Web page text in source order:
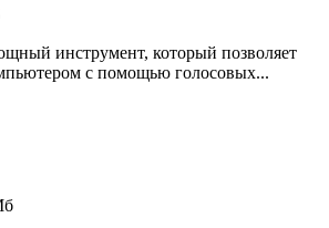
инструмент, который позволяет
с помощью голосовых...